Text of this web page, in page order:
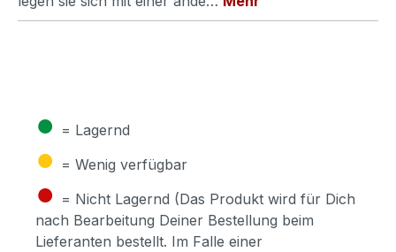
● = Lagernd
● = Wenig verfügbar
● = Nicht Lagernd (Das Produkt wird für Dich
nach Bearbeitung Deiner Bestellung beim
Lieferanten bestellt. Im Falle einer